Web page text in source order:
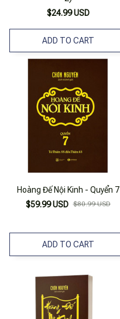
$24.99 USD
ADD TO CART
Hoàng Đế Nội Kinh - Quyển 7
$59.99 USD $80.99 USD
ADD TO CART